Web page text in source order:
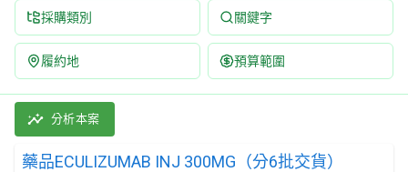
採購類別 關鍵字
履約地 預算範圍
藥品ECULIZUMAB INJ 300MG（分6批交貨） 招標公告 |
採購類別：財物類 醫藥產品 | 招標方式：公開招標 | 決標
分析本案
藥品ECULIZUMAB INJ 300MG（分6批交貨）